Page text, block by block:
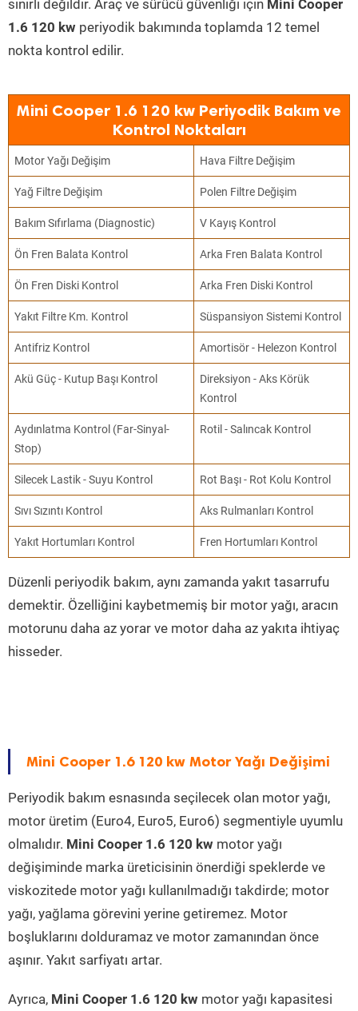
sınırlı değildir. Araç ve sürücü güvenliği için Mini Cooper
1.6 120 kw periyodik bakımında toplamda 12 temel
nokta kontrol edilir.
Mini Cooper 1.6 120 kw Periyodik Bakım ve
Kontrol Noktaları
Motor Yağı Değişim Hava Filtre Değişim
Yağ Filtre Değişim Polen Filtre Değişim
Bakım Sıfırlama (Diagnostic) V Kayış Kontrol
Ön Fren Balata Kontrol Arka Fren Balata Kontrol
Ön Fren Diski Kontrol Arka Fren Diski Kontrol
Yakıt Filtre Km. Kontrol Süspansiyon Sistemi Kontrol
Antifriz Kontrol Amortisör - Helezon Kontrol
Akü Güç - Kutup Başı Kontrol
Direksiyon - Aks Körük
Kontrol
Aydınlatma Kontrol (Far-Sinyal-
Stop)
Rotil - Salıncak Kontrol
Silecek Lastik - Suyu Kontrol Rot Başı - Rot Kolu Kontrol
Sıvı Sızıntı Kontrol Aks Rulmanları Kontrol
Yakıt Hortumları Kontrol Fren Hortumları Kontrol
Düzenli periyodik bakım, aynı zamanda yakıt tasarrufu
demektir. Özelliğini kaybetmemiş bir motor yağı, aracın
motorunu daha az yorar ve motor daha az yakıta ihtiyaç
hisseder.
Mini Cooper 1.6 120 kw Motor Yağı Değişimi
Periyodik bakım esnasında seçilecek olan motor yağı,
motor üretim (Euro4, Euro5, Euro6) segmentiyle uyumlu
olmalıdır. Mini Cooper 1.6 120 kw motor yağı
değişiminde marka üreticisinin önerdiği speklerde ve
viskozitede motor yağı kullanılmadığı takdirde; motor
yağı, yağlama görevini yerine getiremez. Motor
boşluklarını dolduramaz ve motor zamanından önce
aşınır. Yakıt sarfiyatı artar.
Ayrıca, Mini Cooper 1.6 120 kw motor yağı kapasitesi